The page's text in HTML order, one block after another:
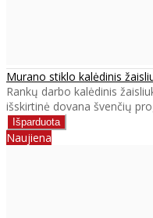
Murano stiklo kalėdinis
Rankų darbo kalėdinis
išskirtinė dovana švenčių
Naujiena